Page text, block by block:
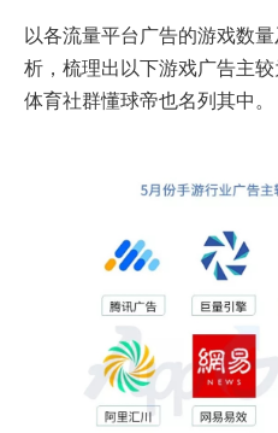
以各流量平台广告的游戏数
析，梳理出以下游戏广告主
体育社群懂球帝也名列其中。